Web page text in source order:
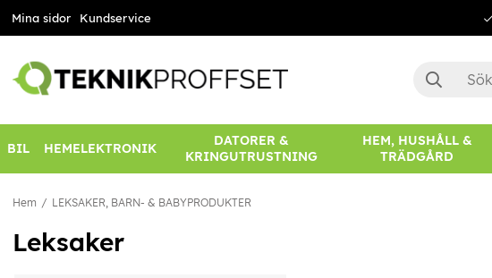
Mina sidor Kundservice
BIL HEMELEKTRONIK
DATORER &
KRINGUTRUSTNING
HEM, HUSHÅLL &
TRÄDGÅRD
Hem LEKSAKER, BARN- & BABYPRODUKTER
Leksaker